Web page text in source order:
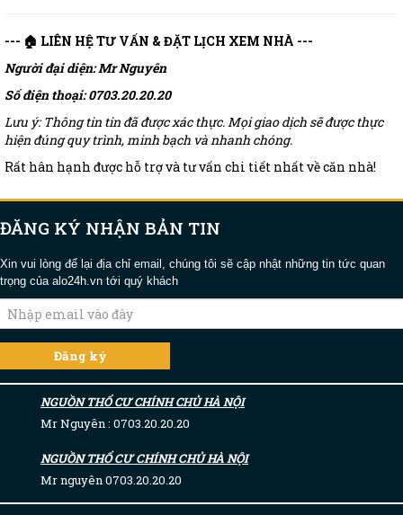
--- 🏠 LIÊN HỆ TƯ VẤN & ĐẶT LỊCH XEM NHÀ ---
Người đại diện: Mr Nguyên
Số điện thoại: 0703.20.20.20
Lưu ý: Thông tin tin đã được xác thực. Mọi giao dịch sẽ được thực
hiện đúng quy trình, minh bạch và nhanh chóng.
Rất hân hạnh được hỗ trợ và tư vấn chi tiết nhất về căn nhà!
ĐĂNG KÝ NHẬN BẢN TIN
Xin vui lòng để lại địa chỉ email, chúng tôi sẽ cập nhật những tin tức quan
trọng của alo24h.vn tới quý khách
NGUỒN THỔ CƯ CHÍNH CHỦ HÀ NỘI
Mr Nguyên : 0703.20.20.20
NGUỒN THỔ CƯ CHÍNH CHỦ HÀ NỘI
Mr nguyên 0703.20.20.20